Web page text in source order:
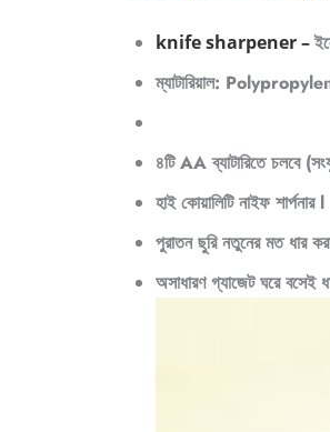
knife sharpener –
ম্যাটারিয়াল:
৪টি AA ব্যাটারিতে চলবে
হাই কোয়ালিটি নাইফ শার্পনার l
পুরাতন ছুরি নতুনের মত ধার
অসাধারণ গ্যাজেট ঘরে বসেই